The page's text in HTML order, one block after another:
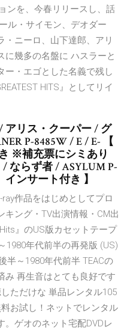
ンを、今春リリースし、話
ル・サイモン、デオダー
・ニーロ、山下達郎、アリ
に幾多の名盤に ハスラーと
ー・エゴとした名義で残し
HITS』としてリイ
/ アリス・クーパー / グ
P-8485W / E / E- 【
※補充票にシミあり
/ ならず者 / ASYLUM P-
インサート付き 】
作品をはじめとしてプロ
ング・TV出演情報・CM出
』のUS版カセットテープ
1980年代前半の再発版 (US)
半～1980年代前半 TEACの
み 再生音はとても良好です
ただけな 単品レンタル105
お試し！ネットでレンタル
ゲオのネット宅配DVDレ